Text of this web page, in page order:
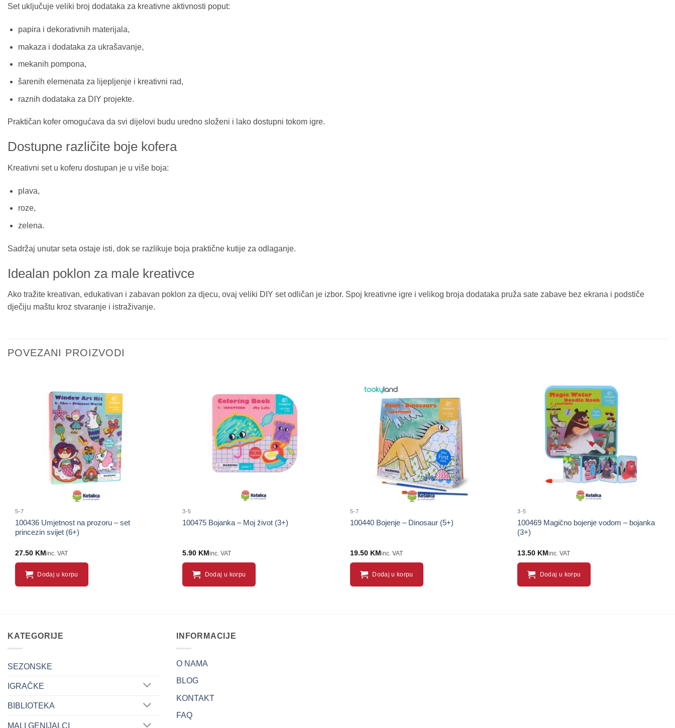
Set uključuje veliki broj dodataka za kreativne aktivnosti poput:
papira i dekorativnih materijala,
makaza i dodataka za ukrašavanje,
mekanih pompona,
šarenih elemenata za lijepljenje i kreativni rad,
raznih dodataka za DIY projekte.
Praktičan kofer omogućava da svi dijelovi budu uredno složeni i lako dostupni tokom igre.
Dostupne različite boje kofera
Kreativni set u koferu dostupan je u više boja:
plava,
roze,
zelena.
Sadržaj unutar seta ostaje isti, dok se razlikuje boja praktične kutije za odlaganje.
Idealan poklon za male kreativce
Ako tražite kreativan, edukativan i zabavan poklon za djecu, ovaj veliki DIY set odličan je izbor. Spoj kreativne igre i velikog broja dodataka pruža sate zabave bez ekrana i podstiče
dječiju maštu kroz stvaranje i istraživanje.
POVEZANI PROIZVODI
Sačuvaj
proizvod
5-7
100436 Umjetnost na prozoru – set
princezin svijet (6+)
27.50 KMinc. VAT
Dodaj u korpu
Sačuvaj
proizvod
3-5
100475 Bojanka – Moj život (3+)
5.90 KMinc. VAT
Dodaj u korpu
Sačuvaj
proizvod
5-7
100440 Bojenje – Dinosaur (5+)
19.50 KMinc. VAT
Dodaj u korpu
3-5
100469 Magično bojenje vodom – bojanka
(3+)
13.50 KMinc. VAT
Dodaj u korpu
KATEGORIJE
SEZONSKE
IGRAČKE
BIBLIOTEKA
MALI GENIJALCI
INFORMACIJE
O NAMA
BLOG
KONTAKT
FAQ